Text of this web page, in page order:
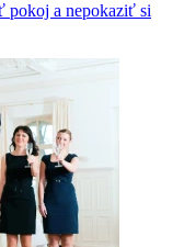
pokoj a nepokaziť si